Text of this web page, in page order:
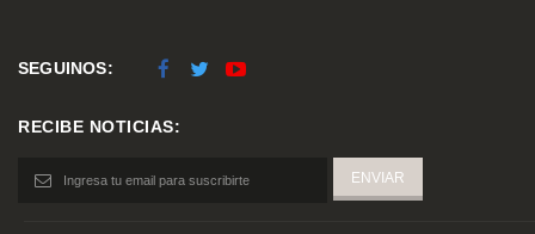
SEGUINOS:
RECIBE NOTICIAS: